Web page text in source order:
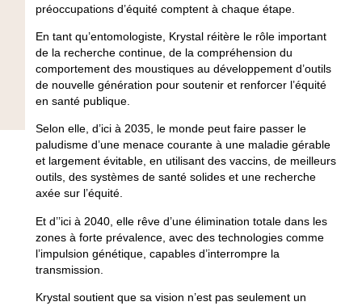
préoccupations d’équité comptent à chaque étape.
En tant qu’entomologiste, Krystal réitère le rôle important
de la recherche continue, de la compréhension du
comportement des moustiques au développement d’outils
de nouvelle génération pour soutenir et renforcer l’équité
en santé publique.
Selon elle, d’ici à 2035, le monde peut faire passer le
paludisme d’une menace courante à une maladie gérable
et largement évitable, en utilisant des vaccins, de meilleurs
outils, des systèmes de santé solides et une recherche
axée sur l’équité.
Et d’’ici à 2040, elle rêve d’une élimination totale dans les
zones à forte prévalence, avec des technologies comme
l’impulsion génétique, capables d’interrompre la
transmission.
Krystal soutient que sa vision n’est pas seulement un